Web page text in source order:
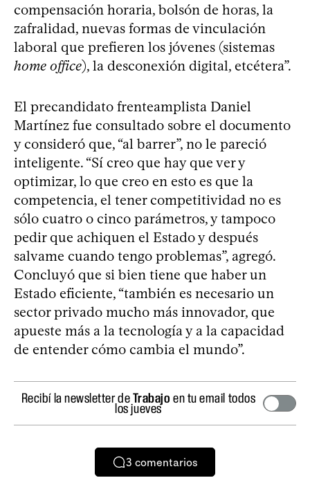
compensación horaria, bolsón de horas, la
zafralidad, nuevas formas de vinculación
laboral que prefieren los jóvenes (sistemas
home office), la desconexión digital, etcétera”.
El precandidato frenteamplista Daniel
Martínez fue consultado sobre el documento
y consideró que, “al barrer”, no le pareció
inteligente. “Sí creo que hay que ver y
optimizar, lo que creo en esto es que la
competencia, el tener competitividad no es
sólo cuatro o cinco parámetros, y tampoco
pedir que achiquen el Estado y después
salvame cuando tengo problemas”, agregó.
Concluyó que si bien tiene que haber un
Estado eficiente, “también es necesario un
sector privado mucho más innovador, que
apueste más a la tecnología y a la capacidad
de entender cómo cambia el mundo”.
Recibí la newsletter deTrabajo en tu email todos
los jueves
3 comentarios